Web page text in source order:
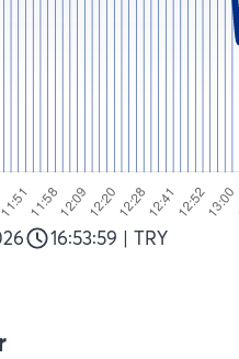
16:53:59 | TRY